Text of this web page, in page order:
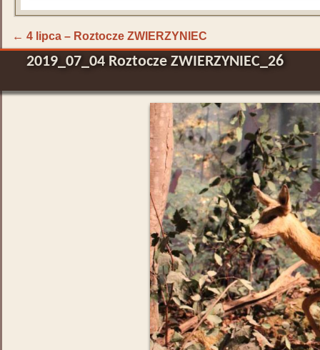
← 4 lipca – Roztocze ZWIERZYNIEC
2019_07_04 Roztocze ZWIERZYNIEC_26